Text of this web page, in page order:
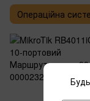
Операційна